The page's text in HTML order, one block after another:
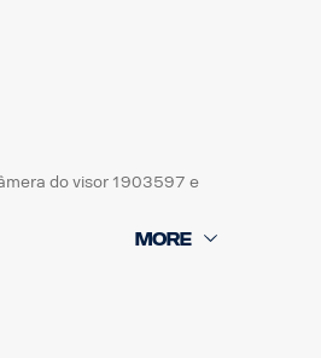
do visor 1903597 e